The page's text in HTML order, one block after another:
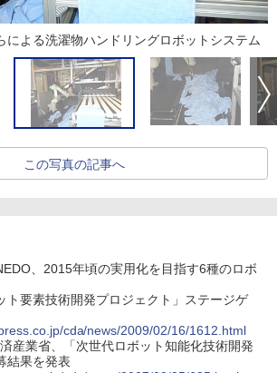
による洗濯物ハンドリングロボットシステム
この写真の記事へ
、2015年頃の実用化を目指す6種のロボ
ト要素技術開発プロジェクト」ステージゲ
cda/news/2009/02/16/1612.html
産業省、「次世代ロボット知能化技術開発
結果を発表